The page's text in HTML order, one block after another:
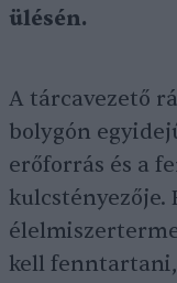
ülésén.
A tárcavezető
bolygón
erőforrás és a
kulcstényezője.
kell